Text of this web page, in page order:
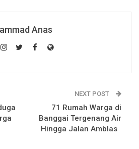
Anas
NEXT POST
71 Rumah Warga di
Banggai Tergenang Air
Hingga Jalan Amblas